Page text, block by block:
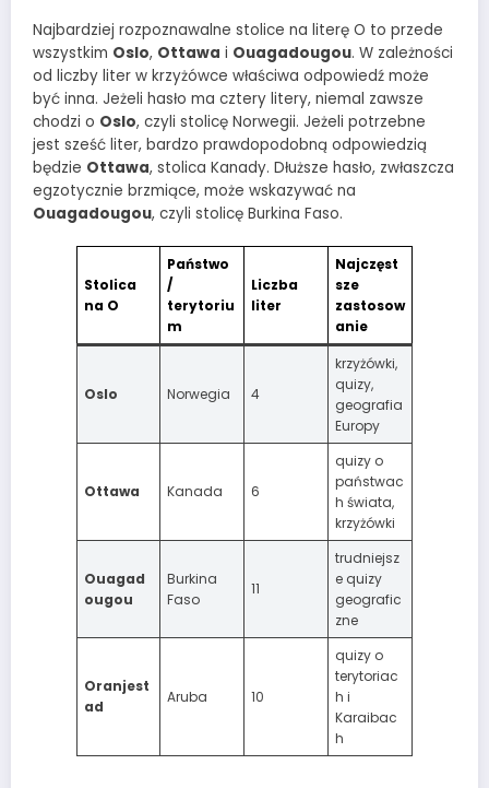
Najbardziej rozpoznawalne stolice na literę O to przede
wszystkim Oslo, Ottawa i Ouagadougou. W zależności
od liczby liter w krzyżówce właściwa odpowiedź może
być inna. Jeżeli hasło ma cztery litery, niemal zawsze
chodzi o Oslo, czyli stolicę Norwegii. Jeżeli potrzebne
jest sześć liter, bardzo prawdopodobną odpowiedzią
będzie Ottawa, stolica Kanady. Dłuższe hasło, zwłaszcza
egzotycznie brzmiące, może wskazywać na
Ouagadougou, czyli stolicę Burkina Faso.
Stolica
na O
Państwo
/
terytoriu
m
Liczba
liter
Najczęst
sze
zastosow
anie
Oslo Norwegia 4
krzyżówki,
quizy,
geografia
Europy
Ottawa Kanada 6
quizy o
państwac
h świata,
krzyżówki
Ouagad
ougou
Burkina
Faso
11
trudniejsz
e quizy
geografic
zne
Oranjest
ad
Aruba 10
quizy o
terytoriac
h i
Karaibac
h